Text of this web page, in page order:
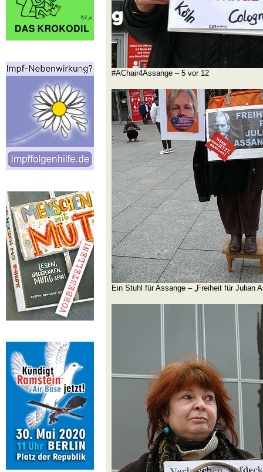
#AChair4Assange – 5 vor 12
Ein Stuhl für Assange – „Freiheit für Julian